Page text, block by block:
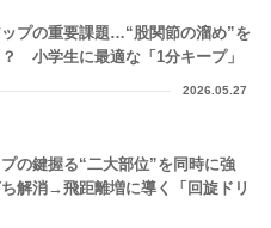
プの重要課題…“股関節の溜め”を
小学生に最適な「1分キープ」
2026.05.27
の鍵握る“二大部位”を同時に強
解消→飛距離増に導く「回旋ドリ